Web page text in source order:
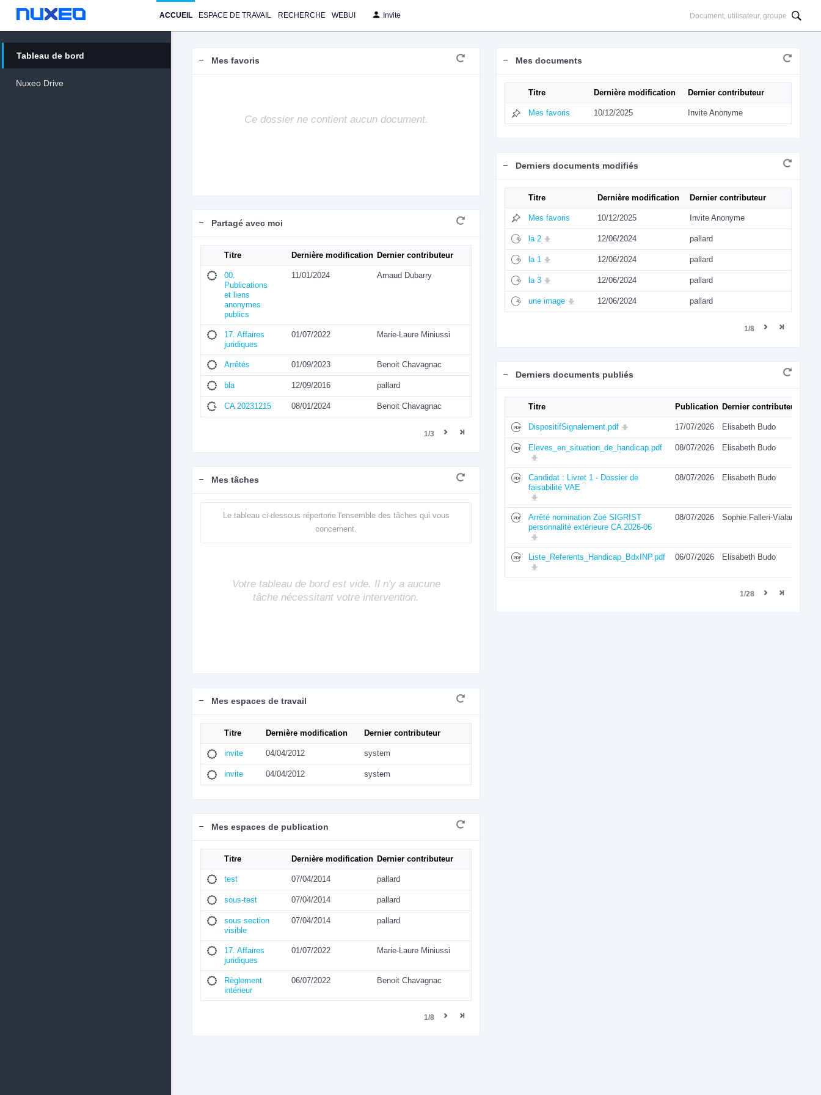
ACCUEIL ESPACE DE TRAVAIL RECHERCHE WEBUI Invite
Tableau de bord
Nuxeo Drive
Mes favoris
Ce dossier ne contient aucun document.
Partagé avec moi
Titre Dernière modification Dernier contributeur
00.
Publications
et liens
anonymes
publics
11/01/2024 Arnaud Dubarry
17. Affaires
juridiques
01/07/2022 Marie-Laure Miniussi
Arrêtés 01/09/2023 Benoit Chavagnac
bla 12/09/2016 pallard
CA 20231215 08/01/2024 Benoit Chavagnac
1/3
Mes tâches
Le tableau ci-dessous répertorie l'ensemble des tâches qui vous
concernent.
Votre tableau de bord est vide. Il n'y a aucune
tâche nécessitant votre intervention.
Mes espaces de travail
Titre Dernière modification Dernier contributeur
invite 04/04/2012 system
invite 04/04/2012 system
Mes espaces de publication
Titre Dernière modification Dernier contributeur
test 07/04/2014 pallard
sous-test 07/04/2014 pallard
sous section
visible
07/04/2014 pallard
17. Affaires
juridiques
01/07/2022 Marie-Laure Miniussi
Règlement
intérieur
06/07/2022 Benoit Chavagnac
1/8
Mes documents
Titre Dernière modification Dernier contributeur
Mes favoris 10/12/2025 Invite Anonyme
Derniers documents modifiés
Titre Dernière modification Dernier contributeur
Mes favoris 10/12/2025 Invite Anonyme
la 2 12/06/2024 pallard
la 1 12/06/2024 pallard
la 3 12/06/2024 pallard
une image 12/06/2024 pallard
1/8
Derniers documents publiés
Titre Publication Dernier contributeur
DispositifSignalement.pdf 17/07/2026 Elisabeth Budo
Eleves_en_situation_de_handicap.pdf 08/07/2026 Elisabeth Budo
Candidat : Livret 1 - Dossier de
faisabilité VAE
08/07/2026 Elisabeth Budo
Arrêté nomination Zoé SIGRIST
personnalité extérieure CA 2026-06
08/07/2026 Sophie Falleri-Vialard
Liste_Referents_Handicap_BdxINP.pdf 06/07/2026 Elisabeth Budo
1/28